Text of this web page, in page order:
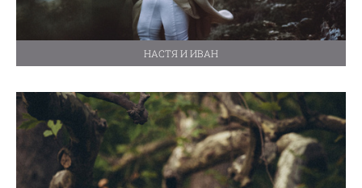
НАСТЯ И ИВАН